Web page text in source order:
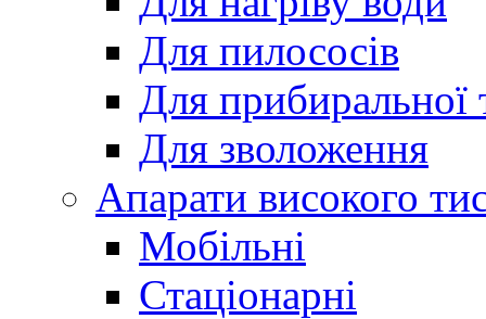
Для пилососів
Для прибиральної
Для зволоження
Апарати високого
Мобільні
Стаціонарні